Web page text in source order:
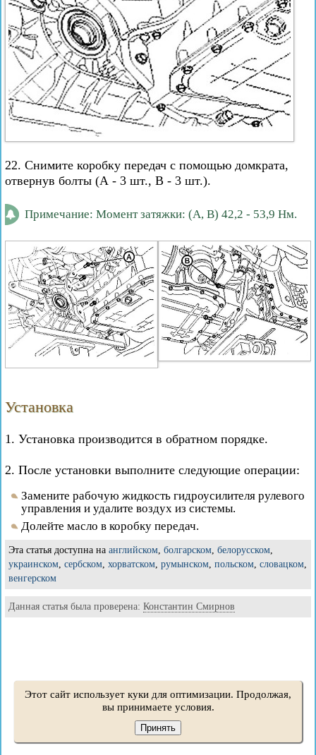
22. Снимите коробку передач с помощью домкрата,
отвернув болты (А - 3 шт., В - 3 шт.).
Примечание: Момент затяжки: (А, В) 42,2 - 53,9 Нм.
Установка
1. Установка производится в обратном порядке.
2. После установки выполните следующие операции:
Замените рабочую жидкость гидроусилителя рулевого
управления и удалите воздух из системы.
Долейте масло в коробку передач.
Эта статья доступна на английском, болгарском, белорусском,
украинском, сербском, хорватском, румынском, польском, словацком,
венгерском
Данная статья была проверена: Константин Смирнов
Этот сайт использует куки для оптимизации. Продолжая,
вы принимаете условия.
Принять